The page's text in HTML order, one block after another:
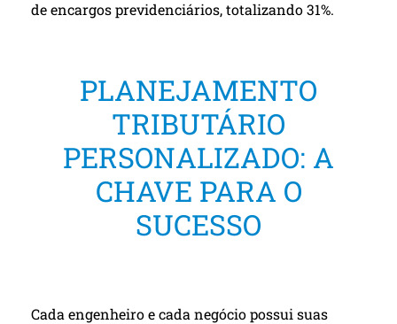
de encargos previdenciários, totalizando 31%.
PLANEJAMENTO
TRIBUTÁRIO
PERSONALIZADO: A
CHAVE PARA O
SUCESSO
Cada engenheiro e cada negócio possui suas